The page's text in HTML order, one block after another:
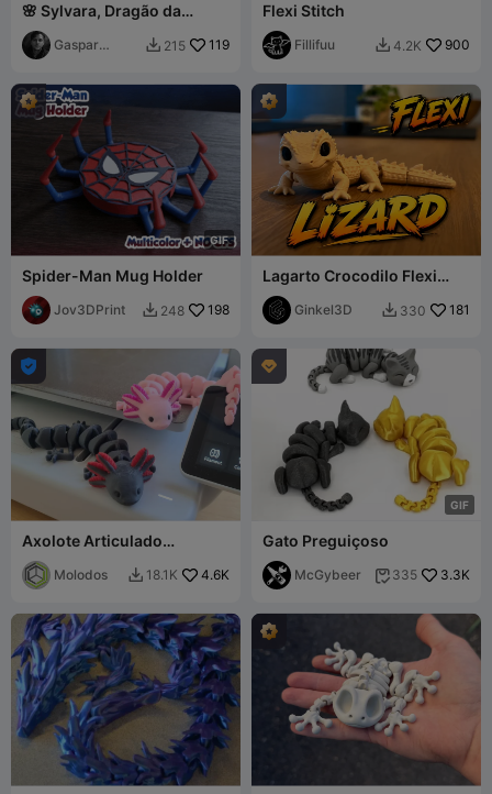
🌸 Sylvara, Dragão da
Primavera - 2026
Gaspar
 215 119
Flexi Stitch
Fillifuu  4.2K 900
GIF
Spider-Man Mug Holder
Jov3DPrint  248 198
Lagarto Crocodilo Flexi
Fofo – Réptil Bebê
Articulado
Ginkel3D  330 181

Axolote Articulado
(Multicor)
Molodos  18.1K 4.6K
GIF

Gato Preguiçoso
McGybeer  335 3.3K